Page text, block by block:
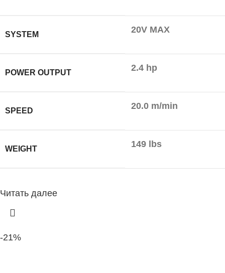
SYSTEM 20V MAX
POWER OUTPUT 2.4 hp
SPEED 20.0 m/min
WEIGHT 149 lbs
Читать далее
-21%